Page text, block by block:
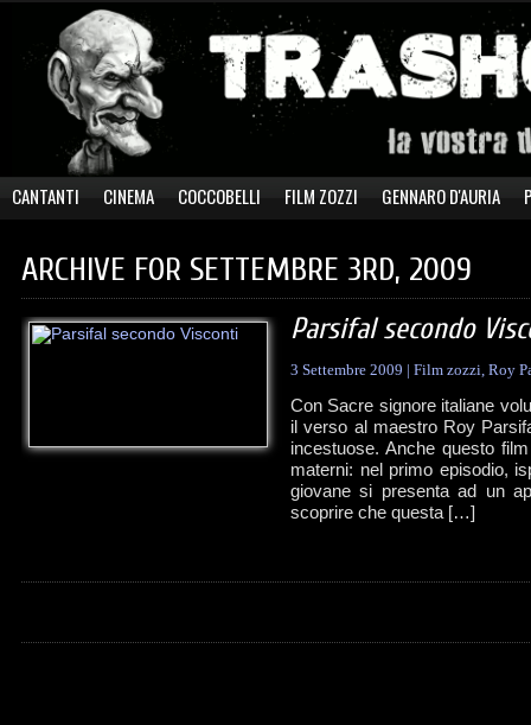
CANTANTI CINEMA COCCOBELLI FILM ZOZZI GENNARO D'AURIA
ARCHIVE FOR SETTEMBRE 3RD, 2009
Parsifal secondo
3 Settembre 2009 | Film zozzi, Roy
Con Sacre signore italiane
il verso al maestro Roy
incestuose. Anche questo
materni: nel primo episodio,
giovane si presenta ad un
scoprire che questa […]